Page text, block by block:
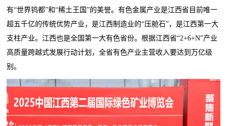
有“世界钨都”和“稀土王国”的美誉。有色金属产业是江西省目前唯一
超五千亿的传统优势产业，是江西制造业的“压舱石”，是江西第一大
支柱产业。江西也是全国第一大有色省份。根据江西省“2+6+N”产业
高质量跨越式发展行动计划，全省有色产业主营收入要达到万亿级
别。